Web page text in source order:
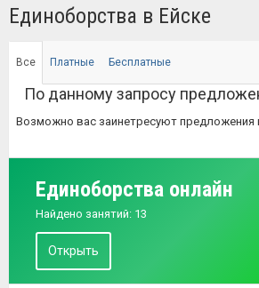
Единоборства в Ейске
Все Платные Бесплатные
По данному запросу
Возможно вас заинетресуют предложения
Единоборства онлайн
Найдено занятий: 13
Открыть